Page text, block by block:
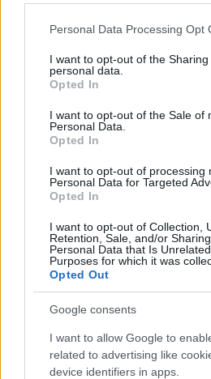
Please note that this website/app
not limited to your visit or usage
grant or deny consent to Google
use your data for below specified
consent section.
Personal Data Processing Opt
I want to opt-out of the
personal data.
Opted In
I want to opt-out of the Sale of
Personal Data.
Opted In
I want to opt-out of processing
Personal Data for Targeted
Opted In
I want to opt-out of Collection,
Retention, Sale, and/or
Personal Data that Is
Purposes for which it was
Opted Out
Google consents
I want to allow Google to
related to advertising like
device identifiers in apps.
Duna Kupa: a DAC edzője a
a fiatalokat emelte ki
elődöntőjében, a találkozó után Robert
értékelte a látottakat.